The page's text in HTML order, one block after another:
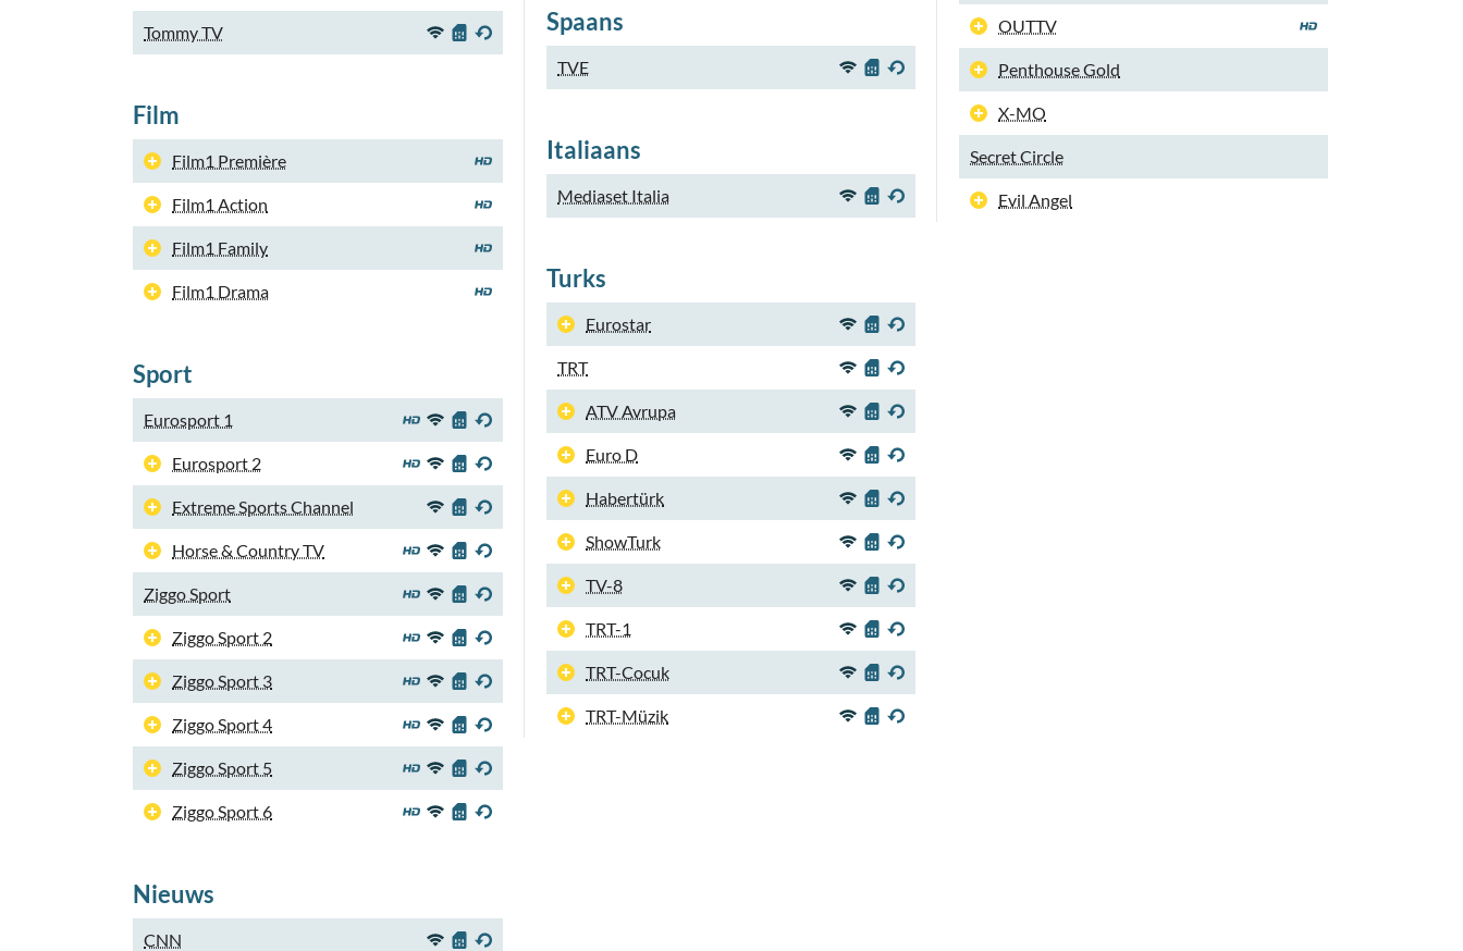
Tommy TV
Film
Film1 Première
Film1 Action
Film1 Family
Film1 Drama
Sport
Eurosport 1
Eurosport 2
Extreme Sports Channel
Horse & Country TV
Ziggo Sport
Ziggo Sport 2
Ziggo Sport 3
Ziggo Sport 4
Ziggo Sport 5
Ziggo Sport 6
Nieuws
CNN
Spaans
TVE
Italiaans
Mediaset Italia
Turks
Eurostar
TRT
ATV Avrupa
Euro D
Habertürk
ShowTurk
TV-8
TRT-1
TRT-Cocuk
TRT-Müzik
OUTTV
Penthouse Gold
X-MO
Secret Circle
Evil Angel